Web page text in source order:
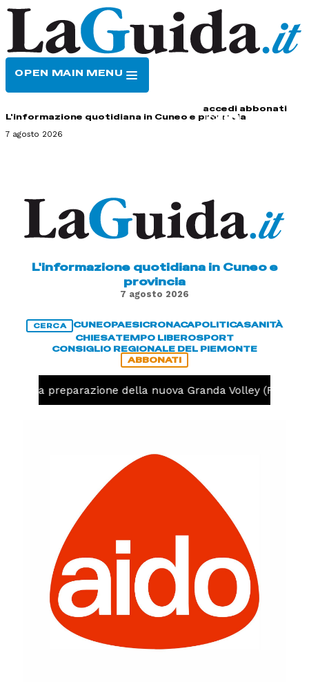
OPEN MAIN MENU
accedi abbonati
L'informazione quotidiana in Cuneo e provincia
7 agosto 2026
L'informazione quotidiana in Cuneo e
provincia
7 agosto 2026
CERCA CUNEOPAESICRONACAPOLITICASANITÀ
CHIESATEMPO LIBEROSPORT
CONSIGLIO REGIONALE DEL PIEMONTE
ABBONATI
la preparazione della nuova Granda Volley (FOTO e